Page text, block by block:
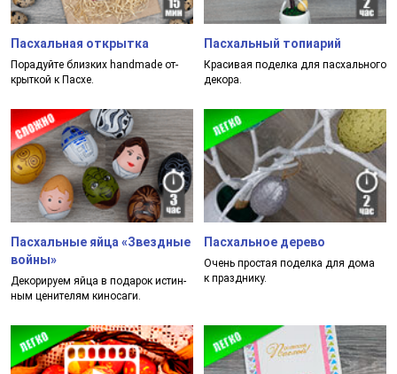
Пасхальная открытка
Пора­дуй­те близ­ких han­dma­de от­
крыт­кой к Пас­хе.
Пасхальный топиарий
Кра­си­вая по­дел­ка для пас­халь­но­го
де­ко­ра.
Пасхальные яйца «Звездные
войны»
Деко­ри­ру­ем яй­ца в по­да­рок ис­тин­
ным це­ни­те­лям ки­но­са­ги.
Пасхальное дерево
Очень прос­тая по­дел­ка для до­ма
к праз­дни­ку.